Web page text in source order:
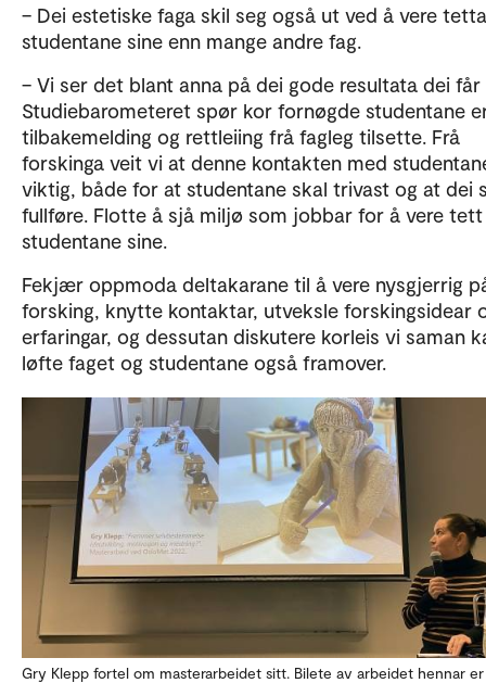
– Dei estetiske faga skil seg også ut ved å vere
studentane sine enn mange andre fag.
– Vi ser det blant anna på dei gode resultata dei får
Studiebarometeret spør kor fornøgde studentane
tilbakemelding og rettleiing frå fagleg tilsette. Frå
forskinga veit vi at denne kontakten med
viktig, både for at studentane skal trivast og at dei
fullføre. Flotte å sjå miljø som jobbar for å vere
studentane sine.
Fekjær oppmoda deltakarane til å vere nysgjerrig
forsking, knytte kontaktar, utveksle forskingsidear
erfaringar, og dessutan diskutere korleis vi saman
løfte faget og studentane også framover.
Gry Klepp fortel om masterarbeidet sitt. Bilete av arbeidet hennar